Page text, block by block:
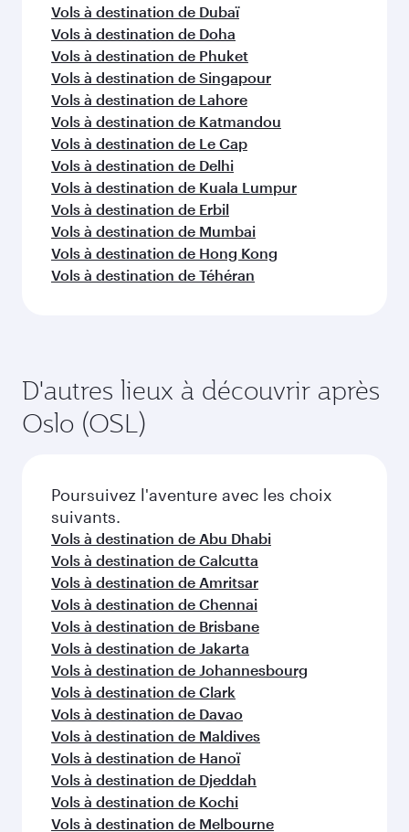
Vols à destination de Dubaï
Vols à destination de Doha
Vols à destination de Phuket
Vols à destination de Singapour
Vols à destination de Lahore
Vols à destination de Katmandou
Vols à destination de Le Cap
Vols à destination de Delhi
Vols à destination de Kuala Lumpur
Vols à destination de Erbil
Vols à destination de Mumbai
Vols à destination de Hong Kong
Vols à destination de Téhéran
D'autres lieux à découvrir après
Oslo (OSL)
Poursuivez l'aventure avec les choix
suivants.
Vols à destination de Abu Dhabi
Vols à destination de Calcutta
Vols à destination de Amritsar
Vols à destination de Chennai
Vols à destination de Brisbane
Vols à destination de Jakarta
Vols à destination de Johannesbourg
Vols à destination de Clark
Vols à destination de Davao
Vols à destination de Maldives
Vols à destination de Hanoï
Vols à destination de Djeddah
Vols à destination de Kochi
Vols à destination de Melbourne